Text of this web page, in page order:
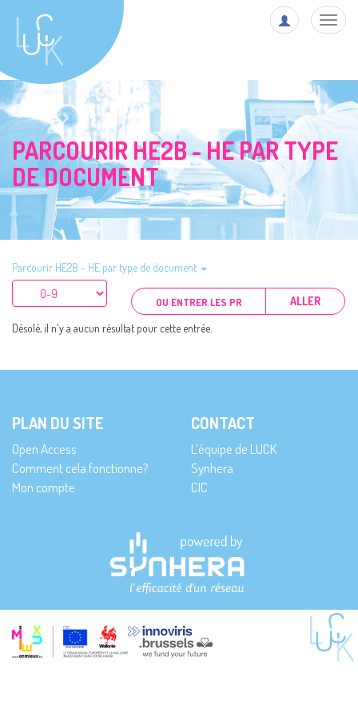
PARCOURIR HE2B - HE PAR TYPE
DE DOCUMENT
Parcourir HE2B - HE par type de document
ALLER
Désolé, il n'y a aucun résultat pour cette entrée.
PLAN DU SITE
Open Access
Comment cela fonctionne?
Mon compte
CONTACT
L’équipe de LUCK
Synhera
CIC